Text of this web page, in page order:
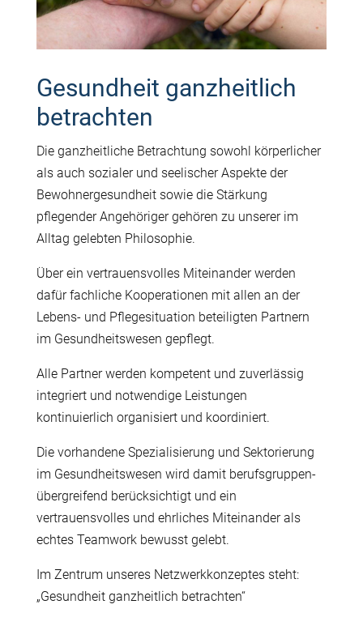
Gesundheit ganzheitlich
betrachten
Die ganzheitliche Betrachtung sowohl körperlicher
als auch sozialer und seelischer Aspekte der
Bewohnergesundheit sowie die Stärkung
pflegender Angehöriger gehören zu unserer im
Alltag gelebten Philosophie.
Über ein vertrauensvolles Miteinander werden
dafür fachliche Kooperationen mit allen an der
Lebens- und Pflegesituation beteiligten Partnern
im Gesundheitswesen gepflegt.
Alle Partner werden kompetent und zuverlässig
integriert und notwendige Leistungen
kontinuierlich organisiert und koordiniert.
Die vorhandene Spezialisierung und Sektorierung
im Gesundheitswesen wird damit berufsgruppen-
übergreifend berücksichtigt und ein
vertrauensvolles und ehrliches Miteinander als
echtes Teamwork bewusst gelebt.
Im Zentrum unseres Netzwerkkonzeptes steht:
„Gesundheit ganzheitlich betrachten“